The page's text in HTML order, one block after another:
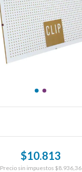
$10.813
Precio sin impuestos $8.936,36